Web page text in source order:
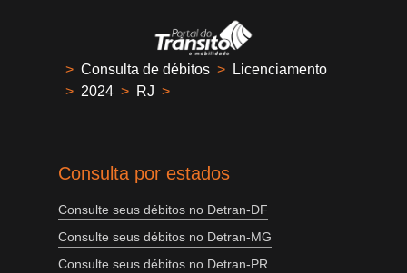
> Consulta de débitos >
Licenciamento
> 2024 > RJ >
Consulta por estados
Consulte seus débitos no Detran-DF
Consulte seus débitos no Detran-MG
Consulte seus débitos no Detran-PR